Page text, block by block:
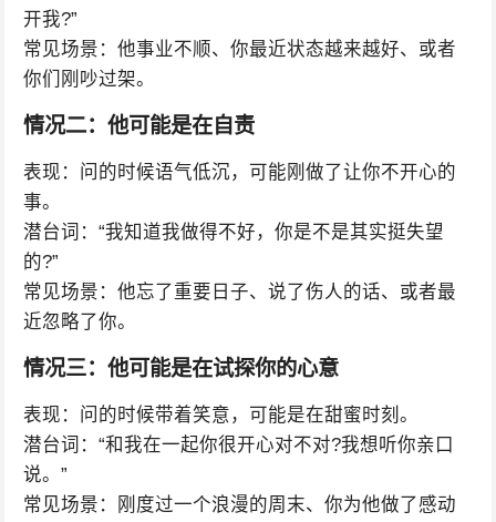
开我?”
常见场景：他事业不顺、你最近状态越来越好、或者
你们刚吵过架。
情况二：他可能是在自责
表现：问的时候语气低沉，可能刚做了让你不开心的
事。
潜台词：“我知道我做得不好，你是不是其实挺失望
的?”
常见场景：他忘了重要日子、说了伤人的话、或者最
近忽略了你。
情况三：他可能是在试探你的心意
表现：问的时候带着笑意，可能是在甜蜜时刻。
潜台词：“和我在一起你很开心对不对?我想听你亲口
说。”
常见场景：刚度过一个浪漫的周末、你为他做了感动